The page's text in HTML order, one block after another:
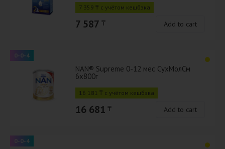
7 359 ₸ с учётом кешбэка
7 587 ₸ Add to cart
0-0-4
NAN® Supreme 0-12 мес СухМолСм
6х800г
16 181 ₸ с учётом кешбэка
16 681 ₸ Add to cart
0-0-4